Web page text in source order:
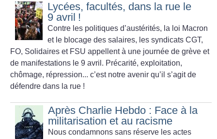
Lycées, facultés, dans la rue le
9 avril !
Contre les politiques d’austérités, la loi Macron
et le blocage des salaires, les syndicats CGT,
FO, Solidaires et FSU appellent à une journée de grève et
de manifestations le 9 avril. Précarité, exploitation,
chômage, répression... c’est notre avenir qu’il s’agit de
défendre dans la rue !
Après Charlie Hebdo : Face à la
militarisation et au racisme
Nous condamnons sans réserve les actes